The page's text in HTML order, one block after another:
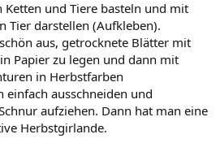
Ketten und Tiere basteln und mit
Tier darstellen (Aufkleben).
aus, getrocknete Blätter mit
Papier zu legen und dann mit
in Herbstfarben
einfach ausschneiden und
aufziehen. Dann hat man eine
Herbstgirlande.